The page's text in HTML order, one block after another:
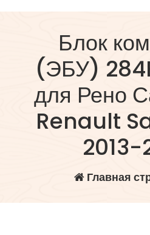
Блок
(ЭБУ)
для Рено
Renault
2013-
Главная